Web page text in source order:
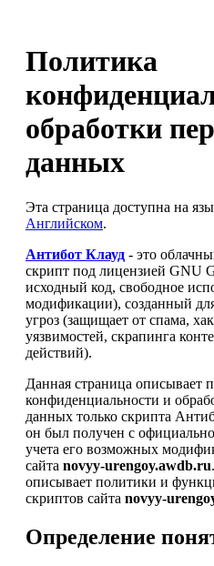
Политика
обработки
данных
Эта страница доступна на
Английском.
Антибот Клауд - это
скрипт под лицензией GNU
исходный код, свободное
модификации), созданный
угроз (защищает от спама,
уязвимостей, скрапинга
действий).
Данная страница описывает
конфиденциальности и
данных только скрипта
он был получен с
учета его возможных
сайта novyy-urengoy.awdb.ru
описывает политики и
скриптов сайта novyy-
Определение